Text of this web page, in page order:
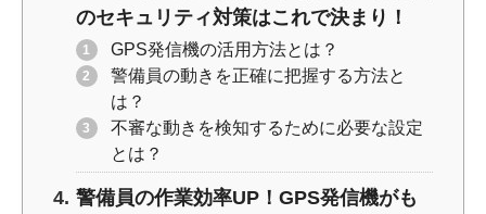
のセキュリティ対策はこれで決まり！
GPS発信機の活用方法とは？
警備員の動きを正確に把握する方法と
は？
不審な動きを検知するために必要な設定
とは？
警備員の作業効率UP！GPS発信機がも